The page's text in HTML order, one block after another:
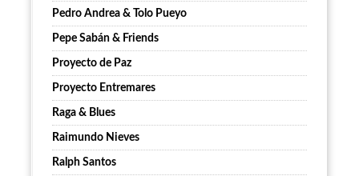
Pedro Andrea & Tolo Pueyo
Pepe Sabán & Friends
Proyecto de Paz
Proyecto Entremares
Raga & Blues
Raimundo Nieves
Ralph Santos